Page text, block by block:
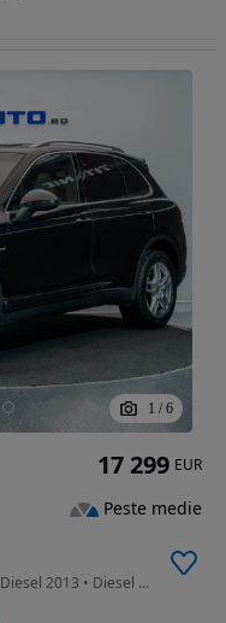
1 / 6
2967 cm3 • 245 CP • Porsche Cayenne 3.0 Diesel 2013 • Diesel • Automat • LED • Navi • Keyl
17 299 EUR
Peste medie